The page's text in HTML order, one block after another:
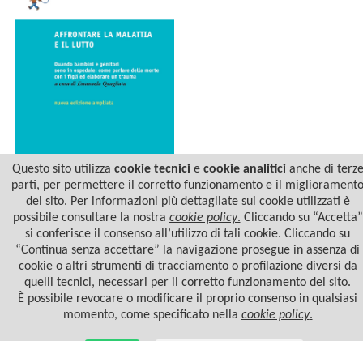
AFFRONTARE LA
MALATTIA E IL LUTTO
Questo sito utilizza cookie tecnicie cookie analiticianche di terze
parti, per permettere il corretto funzionamento e il miglioramento
del sito. Per informazioni più dettagliate sui cookie utilizzati è
possibile consultare la nostra cookie policy. Cliccando su “Accetta”
si conferisce il consenso all’utilizzo di tali cookie. Cliccando su
“Continua senza accettare” la navigazione prosegue in assenza di
cookie o altri strumenti di tracciamento o profilazione diversi da
quelli tecnici, necessari per il corretto funzionamento del sito.
È possibile revocare o modificare il proprio consenso in qualsiasi
momento, come specificato nella cookie policy.